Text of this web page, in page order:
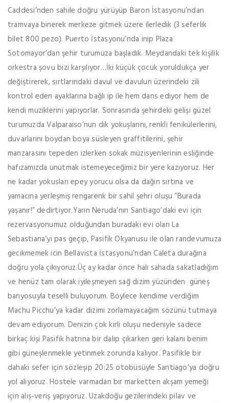
Caddesi’nden sahile doğru yürüyüp Baron İstasyonu’ndan
tramvaya binerek merkeze gitmek üzere ilerledik (3 seferlik
bilet 800 pezo). Puerto İstasyonu’nda inip Plaza
Sotomayor’dan şehir turumuza başladık. Meydandaki tek kişilik
orkestra şovu bizi karşılıyor…İki küçük çocuk yoruldukça yer
değiştirerek, sırtlarındaki davul ve davulun üzerindeki zili
kontrol eden ayaklarına bağlı ip ile hem dans ediyor hem de
kendi muziklerini yapıyorlar. Sonrasında şehirdeki gelişi güzel
turumuzda Valparaiso’nun dik yokuşlarını, renkli fenikülerlerini,
duvarlarını boydan boya süsleyen graffitilerini, şehir
manzarasını tepeden izlerken sokak müzisyenlerinin esliğinde
hafızamızda unutmak istemeyeceğimiz bir yere kazıyoruz. Her
ne kadar yokusları epey yorucu olsa da dağın sırtına ve
yamacına yerleşmiş rengarenk bir sahil şehri oluşu “Burada
yaşanır!” dedirtiyor.Yarın Neruda’nın Santiago’daki evi için
rezervasyonumuz olduğundan buradaki evi olan La
Sebastiana’yi pas geçip, Pasifik Okyanusu ile olan randevumuza
gecikmemek icin Bellavista İstasyonu’ndan Caleta durağına
doğru yola çıkıyoruz.Üç ay kadar önce halı sahada sakatladığım
ve henüz tam olarak iyileşmeyen sağ dizim yüzünden güneş
banyosuyla teselli buluyorum. Böylece kendime verdiğim
Machu Picchu’ya kadar dizimi zorlamayacağım sözünü tutmaya
devam ediyorum. Denizin çok kirli oluşu nedeniyle sadece
birkaç kişi Pasifik hatrına bir dalıp çıkarken geri kalanı benim
gibi güneşlenmekle yetinmek zorunda kalıyor. Pasifikle bir
dahaki sefer için sözleşip 20:25 otobüsüyle Santiago’ya doğru
yol aliyoruz. Hostele varmadan bir marketten akşam yemeği
için alış-veriş yapıyoruz. Uzakdoğu gezilerindeki pilav ve